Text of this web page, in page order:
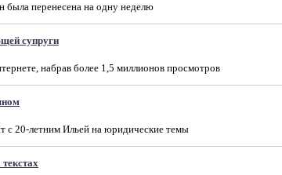
была перенесена на одну неделю
супруги
набрав более 1,5 миллионов просмотров
с 20-летним Ильей на юридические темы